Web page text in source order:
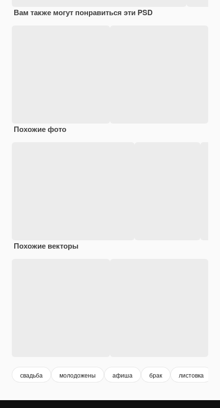
Вам также могут понравиться эти PSD
Похожие фото
Похожие векторы
свадьба молодожены афиша брак листовка